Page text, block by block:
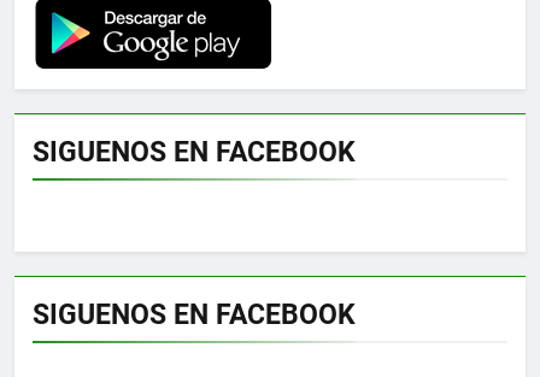
SIGUENOS EN FACEBOOK
SIGUENOS EN FACEBOOK